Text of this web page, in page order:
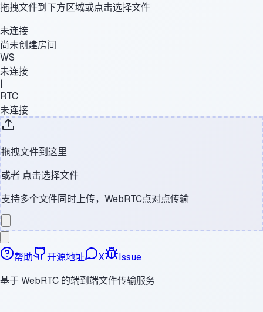
拖拽文件到下方区域或点击选择文件
未连接
尚未创建房间
WS
未连接
|
RTC
未连接
拖拽文件到这里
或者 点击选择文件
支持多个文件同时上传，WebRTC点对点传输
帮助 开源地址 X
Issue
基于 WebRTC 的端到端文件传输服务